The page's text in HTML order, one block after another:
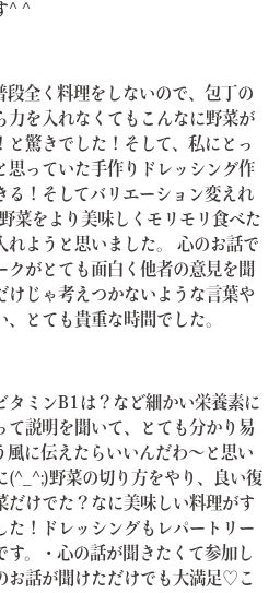
^ ^
段全く料理をしないので、包丁の
力を入れなくてもこんなに野菜が
と驚きでした！ そして、私にとっ
思っていた手作りドレッシング作
る！そしてバリエーション変えれ
菜をより美味しくモリモリ食べた
れようと思いました。 心のお話で
クがとても面白く他者の意見を聞
けじゃ考えつかないような言葉や
とても貴重な時間でした。
タミンB1は？など細かい栄養素に
て説明を聞いて、とても分かり易
風に伝えたらいいんだわ〜と思い
(^_^;)野菜の切り方をやり、良い復
だけでた？なに美味しい料理がす
た！ドレッシングもレパートリー
。
・心の話が聞きたくて参加し
お話が聞けただけでも大満足♡こ